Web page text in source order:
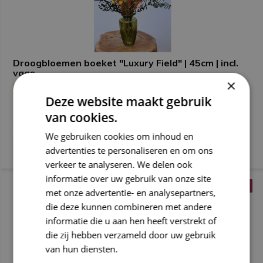
Droogbloemen boeket "Luxury Field" | 45cm | incl.
vaas
Deliverytime
€ 44,99
HERFSTBOEKET
HERFSTBOEKET
×
Deze website maakt gebruik
van cookies.
We gebruiken cookies om inhoud en
advertenties te personaliseren en om ons
verkeer te analyseren. We delen ook
informatie over uw gebruik van onze site
met onze advertentie- en analysepartners,
die deze kunnen combineren met andere
informatie die u aan hen heeft verstrekt of
die zij hebben verzameld door uw gebruik
van hun diensten.